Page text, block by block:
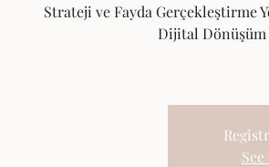
Strateji ve Fayda Gerçekleştirme
Dijital